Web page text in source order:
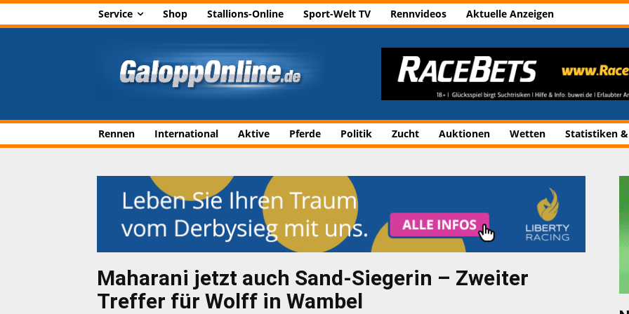
Service Shop Stallions-Online Sport-Welt TV Rennvideos Aktuelle Anzeigen
Rennen International Aktive Pferde Politik Zucht Auktionen Wetten Statistiken
Maharani jetzt auch Sand-Siegerin – Zweiter
Treffer für Wolff in Wambel